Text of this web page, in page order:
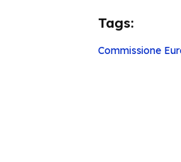
Tags:
Commissione